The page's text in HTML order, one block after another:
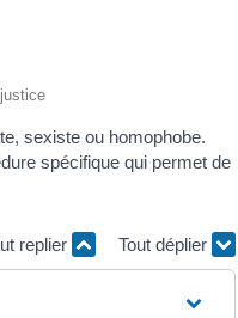
sexiste ou homophobe.
spécifique qui permet de
replier Tout déplier